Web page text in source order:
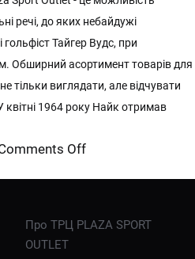
речі, до яких небайдужі
Тайгер Вудс, при
Обширний асортимент товарів для
тільки виглядати, але відчувати
квітні 1964 року Найк отримав
Offon
Про ТРЦ PLAZA SPORT
OUTLET